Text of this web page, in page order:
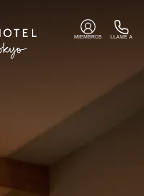
MIEMBROS LLAME A